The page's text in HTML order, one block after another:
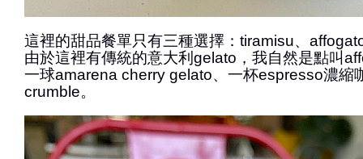
這裡的甜品餐單只有三種選擇：tiramisu、
由於這裡有傳統的意大利gelato，我自然是點叫
一球amarena cherry gelato、一杯espresso濃縮
crumble。